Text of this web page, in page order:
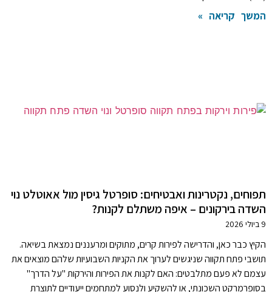
המשך קריאה »
תפוחים, נקטרינות ואבטיחים: סופרטל גיסין מול אאוטלט נוי
השדה בירקונים – איפה משתלם לקנות?
9 ביולי 2026
הקיץ כבר כאן, והדרישה לפירות קרים, מתוקים ומרעננים נמצאת בשיאה.
תושבי פתח תקווה שניגשים לערוך את הקניות השבועיות שלהם מוצאים את
עצמם לא פעם מתלבטים: האם לקנות את הפירות והירקות "על הדרך"
בסופרמרקט השכונתי, או להשקיע ולנסוע למתחמים ייעודיים לתוצרת